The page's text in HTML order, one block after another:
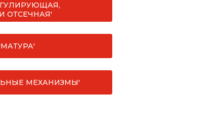
ОТСЕЧНАЯ'
МЕХАНИЗМЫ'